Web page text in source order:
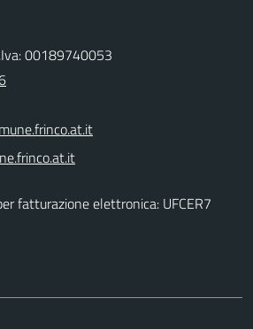
00189740053
fatturazione elettronica: UFCER7